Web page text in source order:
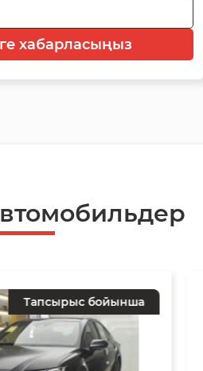
хабарласыңыз
Тапсырыс бойынша